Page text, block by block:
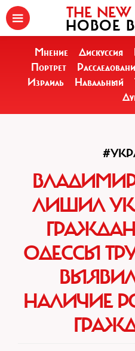
THE NEW
НОВОЕ
Мнение Дискуссия
Портрет
Израиль
Навальный
ЛИШИЛ
ОДЕССЫ
НАЛИЧИЕ